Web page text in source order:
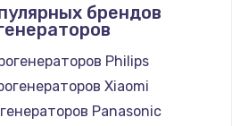
1400 руб.
Заказать
электронного модуля
брендов
Philips
Xiaomi
Panasonic